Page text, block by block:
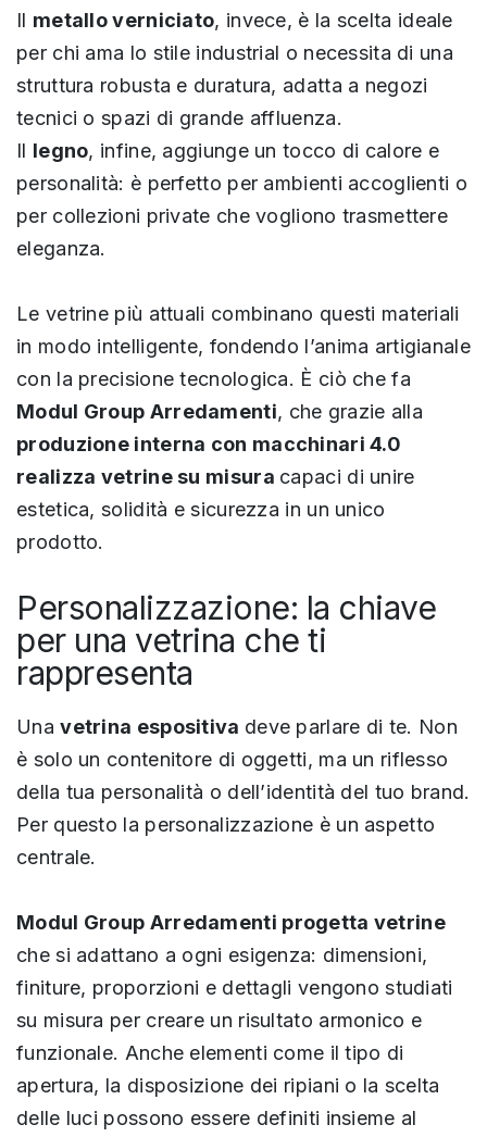
Il metallo verniciato, invece, è la scelta ideale
per chi ama lo stile industrial o necessita di una
struttura robusta e duratura, adatta a negozi
tecnici o spazi di grande affluenza.
Il legno, infine, aggiunge un tocco di calore e
personalità: è perfetto per ambienti accoglienti o
per collezioni private che vogliono trasmettere
eleganza.
Le vetrine più attuali combinano questi materiali
in modo intelligente, fondendo l’anima artigianale
con la precisione tecnologica. È ciò che fa
Modul Group Arredamenti, che grazie alla
produzione interna con macchinari 4.0
realizza vetrine su misura capaci di unire
estetica, solidità e sicurezza in un unico
prodotto.
Personalizzazione: la chiave
per una vetrina che ti
rappresenta
Unavetrina espositiva deve parlare di te. Non
è solo un contenitore di oggetti, ma un riflesso
della tua personalità o dell’identità del tuo brand.
Per questo la personalizzazione è un aspetto
centrale.
Modul Group Arredamenti progetta vetrine
che si adattano a ogni esigenza: dimensioni,
finiture, proporzioni e dettagli vengono studiati
su misura per creare un risultato armonico e
funzionale. Anche elementi come il tipo di
apertura, la disposizione dei ripiani o la scelta
delle luci possono essere definiti insieme al